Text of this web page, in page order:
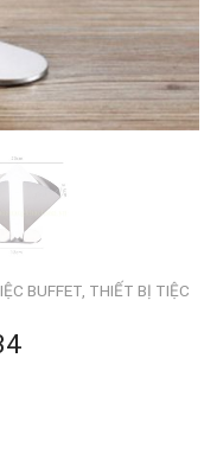
BUFFET, THIẾT BỊ TIỆC